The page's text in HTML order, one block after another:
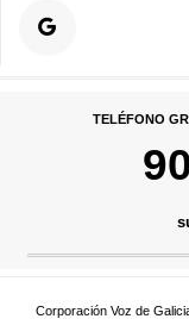
TELÉFONO
Corporación Voz de